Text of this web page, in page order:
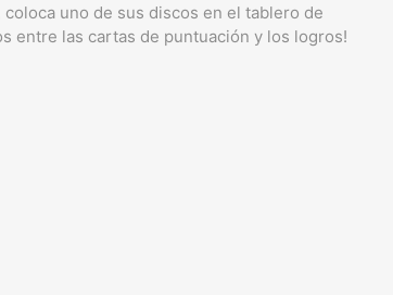
uno de sus discos en el tablero de
entre las cartas de puntuación y los logros!